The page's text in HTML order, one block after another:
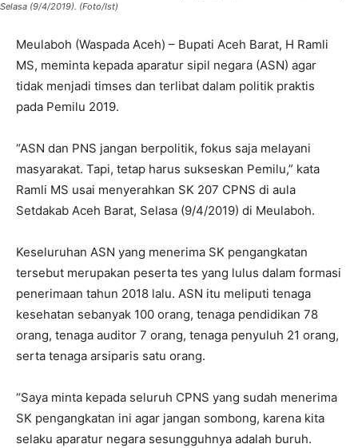
Selasa (9/4/2019). (Foto/Ist)
Meulaboh (Waspada Aceh) – Bupati Aceh Barat, H Ramli
MS, meminta kepada aparatur sipil negara (ASN) agar
tidak menjadi timses dan terlibat dalam politik praktis
pada Pemilu 2019.
“ASN dan PNS jangan berpolitik, fokus saja melayani
masyarakat. Tapi, tetap harus sukseskan Pemilu,” kata
Ramli MS usai menyerahkan SK 207 CPNS di aula
Setdakab Aceh Barat, Selasa (9/4/2019) di Meulaboh.
Keseluruhan ASN yang menerima SK pengangkatan
tersebut merupakan peserta tes yang lulus dalam formasi
penerimaan tahun 2018 lalu. ASN itu meliputi tenaga
kesehatan sebanyak 100 orang, tenaga pendidikan 78
orang, tenaga auditor 7 orang, tenaga penyuluh 21 orang,
serta tenaga arsiparis satu orang.
“Saya minta kepada seluruh CPNS yang sudah menerima
SK pengangkatan ini agar jangan sombong, karena kita
selaku aparatur negara sesungguhnya adalah buruh.